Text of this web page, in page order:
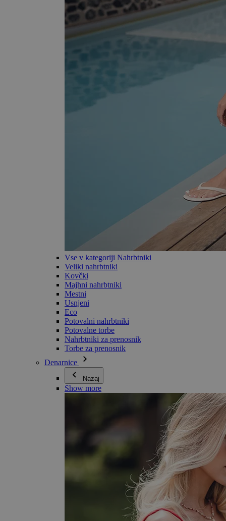
Vse v kategoriji Nahrbtniki
Veliki nahrbtniki
Kovčki
Majhni nahrbtniki
Mestni
Usnjeni
Eco
Potovalni nahrbtniki
Potovalne torbe
Nahrbtniki za prenosnik
Torbe za prenosnik
Denarnice
Nazaj
Show more